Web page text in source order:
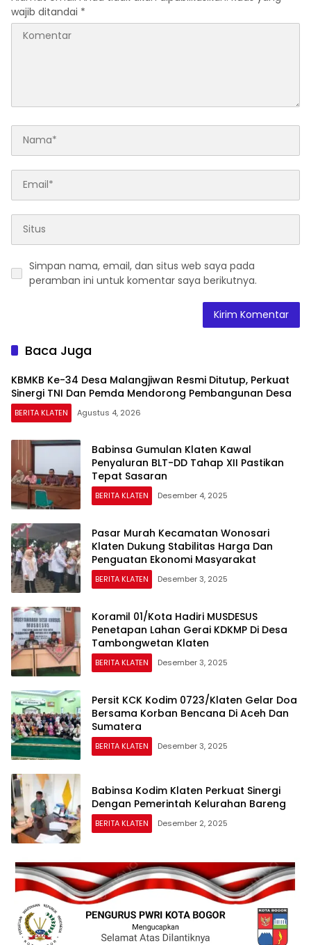
wajib ditandai *
Simpan nama, email, dan situs web saya pada
peramban ini untuk komentar saya berikutnya.
Baca Juga
KBMKB Ke-34 Desa Malangjiwan Resmi Ditutup, Perkuat
Sinergi TNI Dan Pemda Mendorong Pembangunan Desa
BERITA KLATEN Agustus 4, 2026
Babinsa Gumulan Klaten Kawal
Penyaluran BLT-DD Tahap XII Pastikan
Tepat Sasaran
BERITA KLATEN Desember 4, 2025
Pasar Murah Kecamatan Wonosari
Klaten Dukung Stabilitas Harga Dan
Penguatan Ekonomi Masyarakat
BERITA KLATEN Desember 3, 2025
Koramil 01/Kota Hadiri MUSDESUS
Penetapan Lahan Gerai KDKMP Di Desa
Tambongwetan Klaten
BERITA KLATEN Desember 3, 2025
Persit KCK Kodim 0723/Klaten Gelar Doa
Bersama Korban Bencana Di Aceh Dan
Sumatera
BERITA KLATEN Desember 3, 2025
Babinsa Kodim Klaten Perkuat Sinergi
Dengan Pemerintah Kelurahan Bareng
BERITA KLATEN Desember 2, 2025